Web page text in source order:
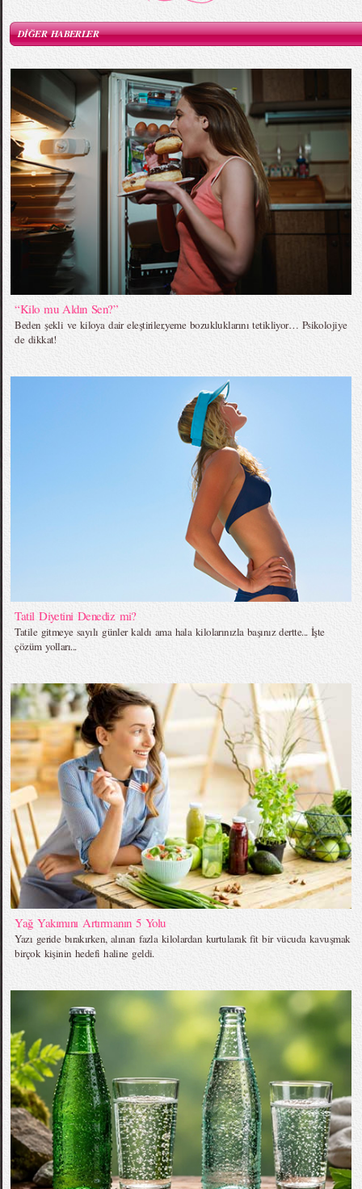
DİĞER HABERLER
“Kilo mu Aldın Sen?”
Beden şekli ve kiloya dair eleştiriler,yeme bozukluklarını tetikliyor… Psikolojiye
de dikkat!
Tatil Diyetini Denediz mi?
Tatile gitmeye sayılı günler kaldı ama hala kilolarınızla başınız dertte... İşte
çözüm yolları...
Yağ Yakımını Artırmanın 5 Yolu
Yazı geride bırakırken, alınan fazla kilolardan kurtularak fit bir vücuda kavuşmak
birçok kişinin hedefi haline geldi.